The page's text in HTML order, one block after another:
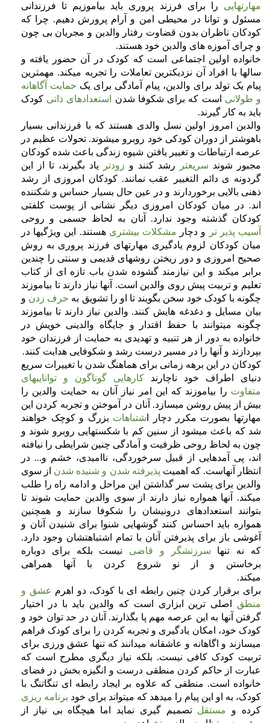
مهارتهایی را برای فرزند پروری باید بیاموزیم تا فرزندانی
مسئول و توانا در محیطی امن و آرام پرورش دهیم. چرا که
کودکان ناظران بدون قضاوت رفتار والدین و مجریان بی چون
و چرای آموزه های والدین خود هستند.
خانواده اولین اجتماعی است که کودک در آن حضور یافته و
سالها با افراد آن نزدیکترین تعاملات را تجربه میکند. مهمترین
پیام یک تولد برای والدین، پیام آمادگی برای یک حمایت آگاهانه
و طولانی
است که برای شکوفا شدن استعدادهای ذاتی کودک
باید به کار گیرند.
والدین امروز اولین نسل والدی هستند که با فرزندانی بسیار
باهوشتر از دوران کودکی خود روبرو میشوند. تحولات عظیم در
عرصه ارتباطات و تغییر یافتن شیوه زندگی باعث شده کودکان
مجبور شوند سریعتر رشد کنند و زودتر یاد بگیرند، تا از این
گردونه ی دائم التغییر عقب نمانند. کودکان امروزی از رشد
ذهنی بالایی برخوردارند و در عین حال بسیار حساس و شکننده
اند. در میان کودکان امروزی دیگر نشانی از پوست کلفتی
کودکان گذشته وجود ندارد. آنان به لحاظ جسمی و روحی
آسیب پذیر تر
و دچار مشکلات بیشتری هستند. این ویژگیها در
میان کودکان لزوم یادگیری مهارتهای فرزند پروری به روش
صحیح امروزی و دور ریختن روشهای قدیمی و سنتی را چندین
برابر میکند و این نیازمند گشوده شدن باب تازه ای از کتاب
تعلیم و تربیت پیش روی والدین است. آنها نیاز دارند تا بیاموزند
چگونه با کودک خود سخن بگویند تا او را تشویق به حرف زدن و
بیان مسایل و دغدغه هایش کنند. والدین نیاز دارند تا بیاموزند
چگونه میتوانند با حفظ اقتدار و جایگاه والدینی خویش در
خانواده به دور از هر تنبیه و تهدیدی به حمایت از فرزندان خود
بپردازند و آنها را در مسیر درست رشد و شکوفایی هدایت کنند.
کودکان در این برهه زمانی برای هماهنگ شدن با تغییرات سریع
دنیای اطراف خود ناچارند کارهایی گوناگون و تواناییهای
متفاوت را بیاموزند که این امر نیاز آنان به حمایت والدین را
بیش از پیش روشن میسازد. آنان در آموختن و تجربه کردن این
مهارتها بصورت مکرر دچار ا شتباهات بزرگ و کوچک خواهند
شد که باعث میشود از سنین کم با شکستهایی روبرو شوند و
چون به لحاظ روحی ظرفیت و آمادگی چنین شرایطی را نیافته
اند، پی آمدهایی از قبیل سرخوردگی، ناامیدی، خشم و... در
انتظار آنهاست. که اهمیت پذیرفته شدن و شنیده شدن از سوی
والدین برای پشت سر گذاشتن این مراحل و ادامه راه را طلب
میکند. آنها همواره نیاز دارند از سوی والدین حمایت شوند تا
بتوانند استعدادهای درونیشان را شکوفا سازند و همچنین
همواره باید احساس کنند گوشهایی شنوا برای شنیدن آنان و
آغوشی باز برای پذیرفتن آنان با تمام اشتباهتشان وجود دارد.
که نه تنها سرزنشگر و قاضی
نیست بلکه برای دوباره
برخاستن و از نو شروع کردن با آنها همراهی
میکند.
برای برقرار کردن چنین رابطه ای با کودک، دو اهرم عشق و
منطق
اصلی ترین ابزاری است که والدین باید با در اختیار
گرفتن آنها به این عرصه مهم پا بگذارند. آنان در حد توان خود و
کودک خود، امکان یادگیری و تجربه کردن را برای کودک فراهم
میسازند و اگاهانه و عاشقانه میدانند که تنها عشق ورزی برای
تربیت کودک کافی نیست. بلکه نیاز دیگری مطرح است که
عبارت از حاکم کردن منطقی درست و انگیزه بخش در فضای
خانواده است. منطقی که علاوه بر ایجاد رابطه ای تنگاتنگ با
کودک، به او این پیام را میدهد که میتواند برای خود برنامه ریزی
کرده و مستقل تصمیم گیری نماید اما هیچگاه بی نیاز از